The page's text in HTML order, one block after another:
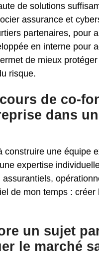
de solutions
assurance et
partenaires, pour
en interne pour
de mieux
risque.
de co-
dans
une équipe
expertise
de mon temps :
un sujet
le marché